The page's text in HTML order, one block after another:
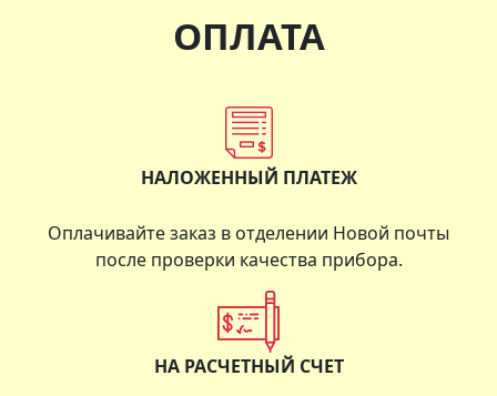
ОПЛАТА
НАЛОЖЕННЫЙ ПЛАТЕЖ
Оплачивайте заказ в отделении Новой почты
после проверки качества прибора.
НА РАСЧЕТНЫЙ СЧЕТ